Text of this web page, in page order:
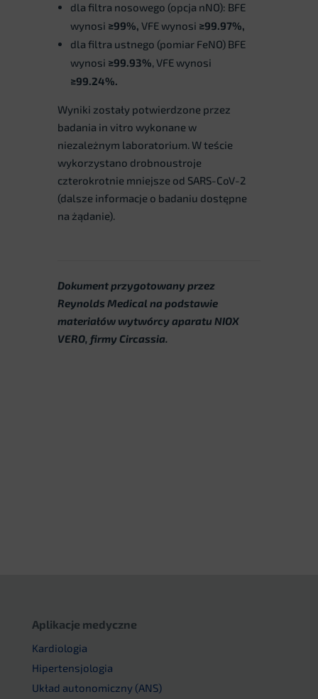
dla filtra nosowego (opcja nNO): BFE
wynosi ≥99%,VFE wynosi ≥99.97%,
dla filtra ustnego (pomiar FeNO) BFE
wynosi ≥99.93%, VFE wynosi
≥99.24%.
Wyniki zostały potwierdzone przez
badania in vitro wykonane w
niezależnym laboratorium. W teście
wykorzystano drobnoustroje
czterokrotnie mniejsze od SARS-CoV-2
(dalsze informacje o badaniu dostępne
na żądanie).
Dokument przygotowany przez
Reynolds Medical na podstawie
materiałów wytwórcy aparatu NIOX
VERO, firmy Circassia.
Aplikacje medyczne
Kardiologia
Hipertensjologia
Układ autonomiczny (ANS)